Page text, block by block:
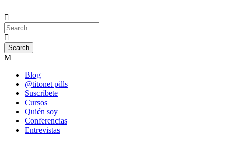
Blog
@titonet pills
Suscríbete
Cursos
Quién soy
Conferencias
Entrevistas